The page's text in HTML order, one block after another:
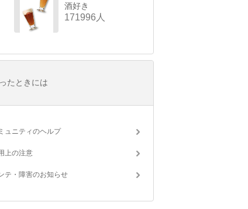
酒好き
171996人
たときには
ュニティのヘルプ
上の注意
テ・障害のお知らせ